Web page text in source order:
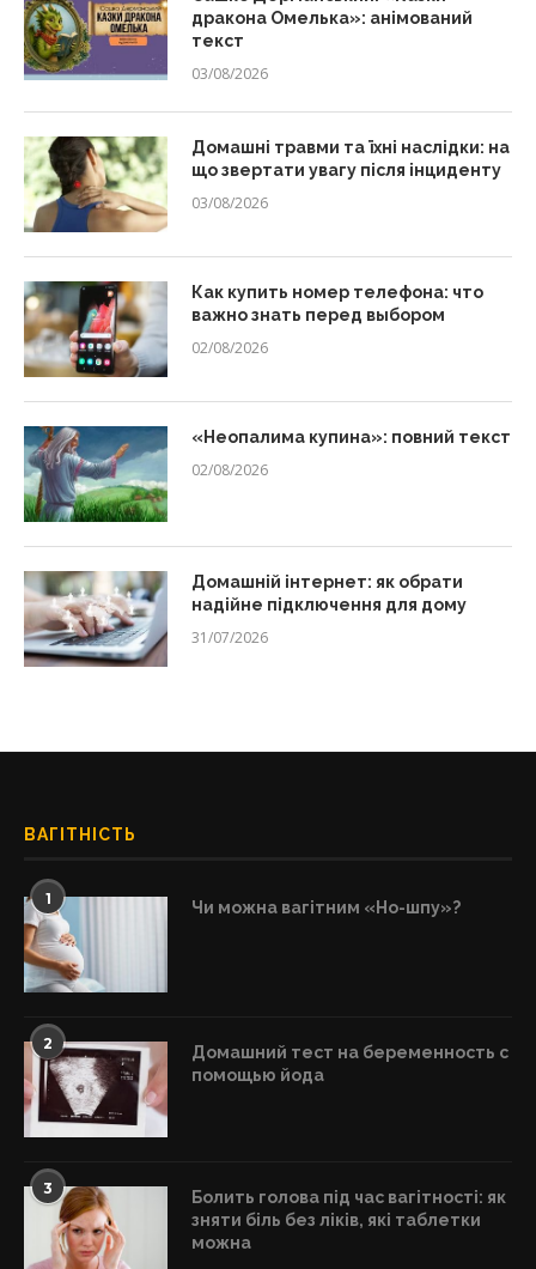
дракона Омелька»: анімований
текст
03/08/2026
Домашні травми та їхні наслідки: на
що звертати увагу після інциденту
03/08/2026
Как купить номер телефона: что
важно знать перед выбором
02/08/2026
«Неопалима купина»: повний текст
02/08/2026
Домашній інтернет: як обрати
надійне підключення для дому
31/07/2026
ВАГІТНІСТЬ
1 Чи можна вагітним «Но-шпу»?
2
Домашний тест на беременность с
помощью йода
3
Болить голова під час вагітності: як
зняти біль без ліків, які таблетки
можна